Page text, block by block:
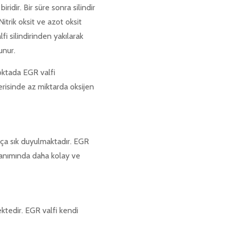
Bir süre sonra silindir
oksit ve azot oksit
silindirinden yakılarak
EGR valfi
az miktarda oksijen
sık duyulmaktadır. EGR
daha kolay ve
EGR valfi kendi